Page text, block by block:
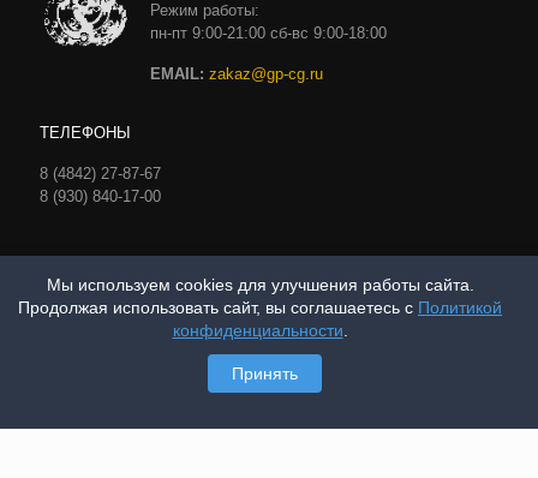
Режим работы:
пн-пт 9:00-21:00 сб-вс 9:00-18:00
EMAIL: zakaz@gp-cg.ru
ТЕЛЕФОНЫ
8 (4842) 27-87-67
8 (930) 840-17-00
Политика конфиденциальности
Мы используем cookies для улучшения работы сайта.
Продолжая использовать сайт, вы соглашаетесь с Политикой
конфиденциальности
Принять